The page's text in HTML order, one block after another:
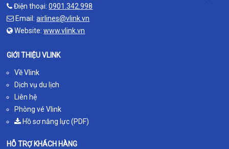
Điện thoại:0901.342.998
Email:airlines@vlink.vn
Website:www.vlink.vn
GIỚI THIỆU VLINK
Về Vlink
Dịch vụ du lịch
Liên hệ
Phòng vé Vlink
Hồ sơ năng lực (PDF)
HỖ TRỢ KHÁCH HÀNG